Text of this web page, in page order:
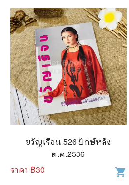
ขวัญเรือน 526 ปักษ์หลัง
ต.ค.2536
ราคา ฿30 shopping_cart
สินค้าใช้เฉพาะแต้มเท่านั้น
📚 หนังสือทั่วไป
😁 จิตวิทยา พัฒนาตนเอง
👔 ธุรกิจ เศรษฐศาสตร์
📜 ประวัติศาสตร์
👤 ประวัติบุคคล ประสบการณ์ชีวิต
🌠 โหราศาสตร์ การทำนาย
☸️ ธรรมะ ศาสนา ปรัชญา